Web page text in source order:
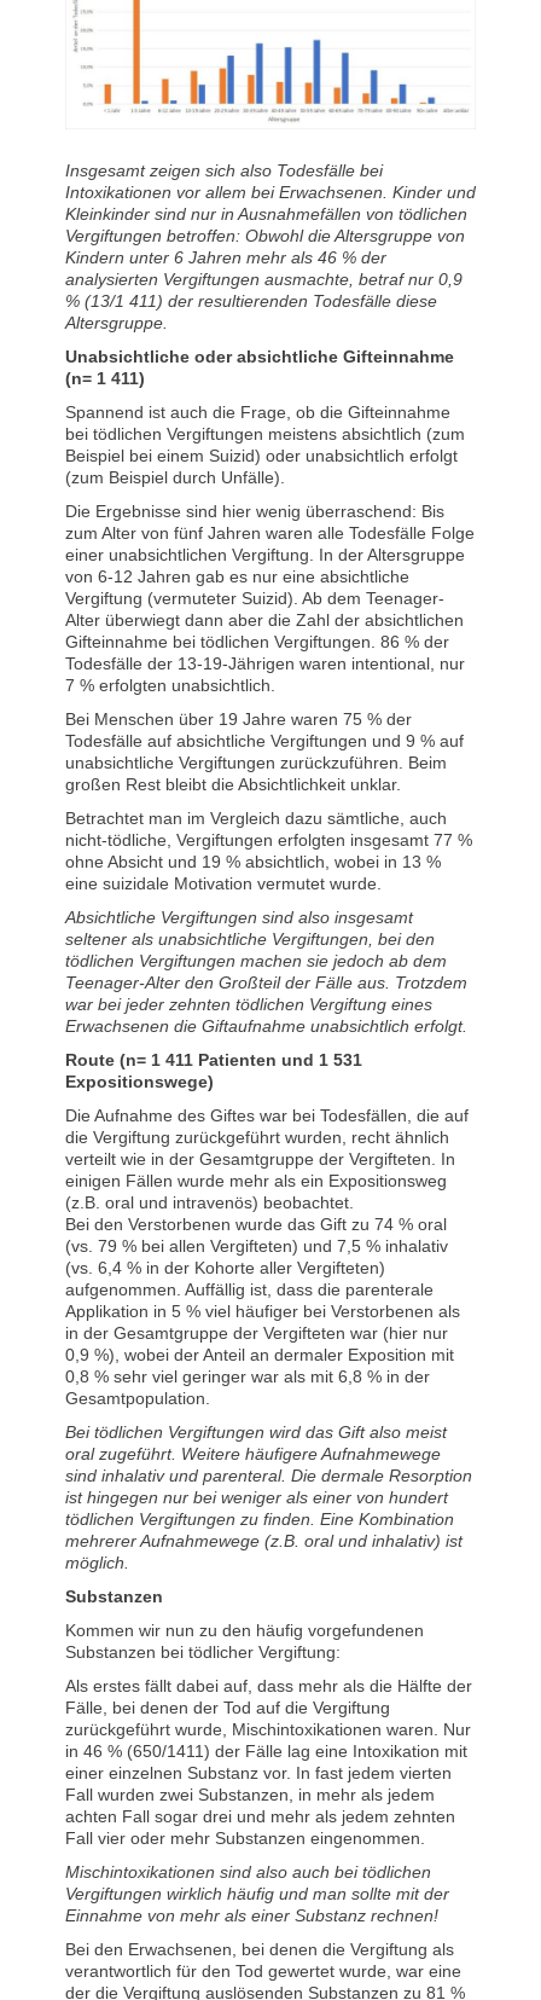
Insgesamt zeigen sich also Todesfälle bei
Intoxikationen vor allem bei Erwachsenen. Kinder und
Kleinkinder sind nur in Ausnahmefällen von tödlichen
Vergiftungen betroffen: Obwohl die Altersgruppe von
Kindern unter 6 Jahren mehr als 46 % der
analysierten Vergiftungen ausmachte, betraf nur 0,9
% (13/1 411) der resultierenden Todesfälle diese
Altersgruppe.
Unabsichtliche oder absichtliche Gifteinnahme
(n= 1 411)
Spannend ist auch die Frage, ob die Gifteinnahme
bei tödlichen Vergiftungen meistens absichtlich (zum
Beispiel bei einem Suizid) oder unabsichtlich erfolgt
(zum Beispiel durch Unfälle).
Die Ergebnisse sind hier wenig überraschend: Bis
zum Alter von fünf Jahren waren alle Todesfälle Folge
einer unabsichtlichen Vergiftung. In der Altersgruppe
von 6-12 Jahren gab es nur eine absichtliche
Vergiftung (vermuteter Suizid). Ab dem Teenager-
Alter überwiegt dann aber die Zahl der absichtlichen
Gifteinnahme bei tödlichen Vergiftungen. 86 % der
Todesfälle der 13-19-Jährigen waren intentional, nur
7 % erfolgten unabsichtlich.
Bei Menschen über 19 Jahre waren 75 % der
Todesfälle auf absichtliche Vergiftungen und 9 % auf
unabsichtliche Vergiftungen zurückzuführen. Beim
großen Rest bleibt die Absichtlichkeit unklar.
Betrachtet man im Vergleich dazu sämtliche, auch
nicht-tödliche, Vergiftungen erfolgten insgesamt 77 %
ohne Absicht und 19 % absichtlich, wobei in 13 %
eine suizidale Motivation vermutet wurde.
Absichtliche Vergiftungen sind also insgesamt
seltener als unabsichtliche Vergiftungen, bei den
tödlichen Vergiftungen machen sie jedoch ab dem
Teenager-Alter den Großteil der Fälle aus. Trotzdem
war bei jeder zehnten tödlichen Vergiftung eines
Erwachsenen die Giftaufnahme unabsichtlich erfolgt.
Route (n= 1 411 Patienten und 1 531
Expositionswege)
Die Aufnahme des Giftes war bei Todesfällen, die auf
die Vergiftung zurückgeführt wurden, recht ähnlich
verteilt wie in der Gesamtgruppe der Vergifteten. In
einigen Fällen wurde mehr als ein Expositionsweg
(z.B. oral und intravenös) beobachtet.
Bei den Verstorbenen wurde das Gift zu 74 % oral
(vs. 79 % bei allen Vergifteten) und 7,5 % inhalativ
(vs. 6,4 % in der Kohorte aller Vergifteten)
aufgenommen. Auffällig ist, dass die parenterale
Applikation in 5 % viel häufiger bei Verstorbenen als
in der Gesamtgruppe der Vergifteten war (hier nur
0,9 %), wobei der Anteil an dermaler Exposition mit
0,8 % sehr viel geringer war als mit 6,8 % in der
Gesamtpopulation.
Bei tödlichen Vergiftungen wird das Gift also meist
oral zugeführt. Weitere häufigere Aufnahmewege
sind inhalativ und parenteral. Die dermale Resorption
ist hingegen nur bei weniger als einer von hundert
tödlichen Vergiftungen zu finden. Eine Kombination
mehrerer Aufnahmewege (z.B. oral und inhalativ) ist
möglich.
Substanzen
Kommen wir nun zu den häufig vorgefundenen
Substanzen bei tödlicher Vergiftung:
Als erstes fällt dabei auf, dass mehr als die Hälfte der
Fälle, bei denen der Tod auf die Vergiftung
zurückgeführt wurde, Mischintoxikationen waren. Nur
in 46 % (650/1411) der Fälle lag eine Intoxikation mit
einer einzelnen Substanz vor. In fast jedem vierten
Fall wurden zwei Substanzen, in mehr als jedem
achten Fall sogar drei und mehr als jedem zehnten
Fall vier oder mehr Substanzen eingenommen.
Mischintoxikationen sind also auch bei tödlichen
Vergiftungen wirklich häufig und man sollte mit der
Einnahme von mehr als einer Substanz rechnen!
Bei den Erwachsenen, bei denen die Vergiftung als
verantwortlich für den Tod gewertet wurde, war eine
der die Vergiftung auslösenden Substanzen zu 81 %